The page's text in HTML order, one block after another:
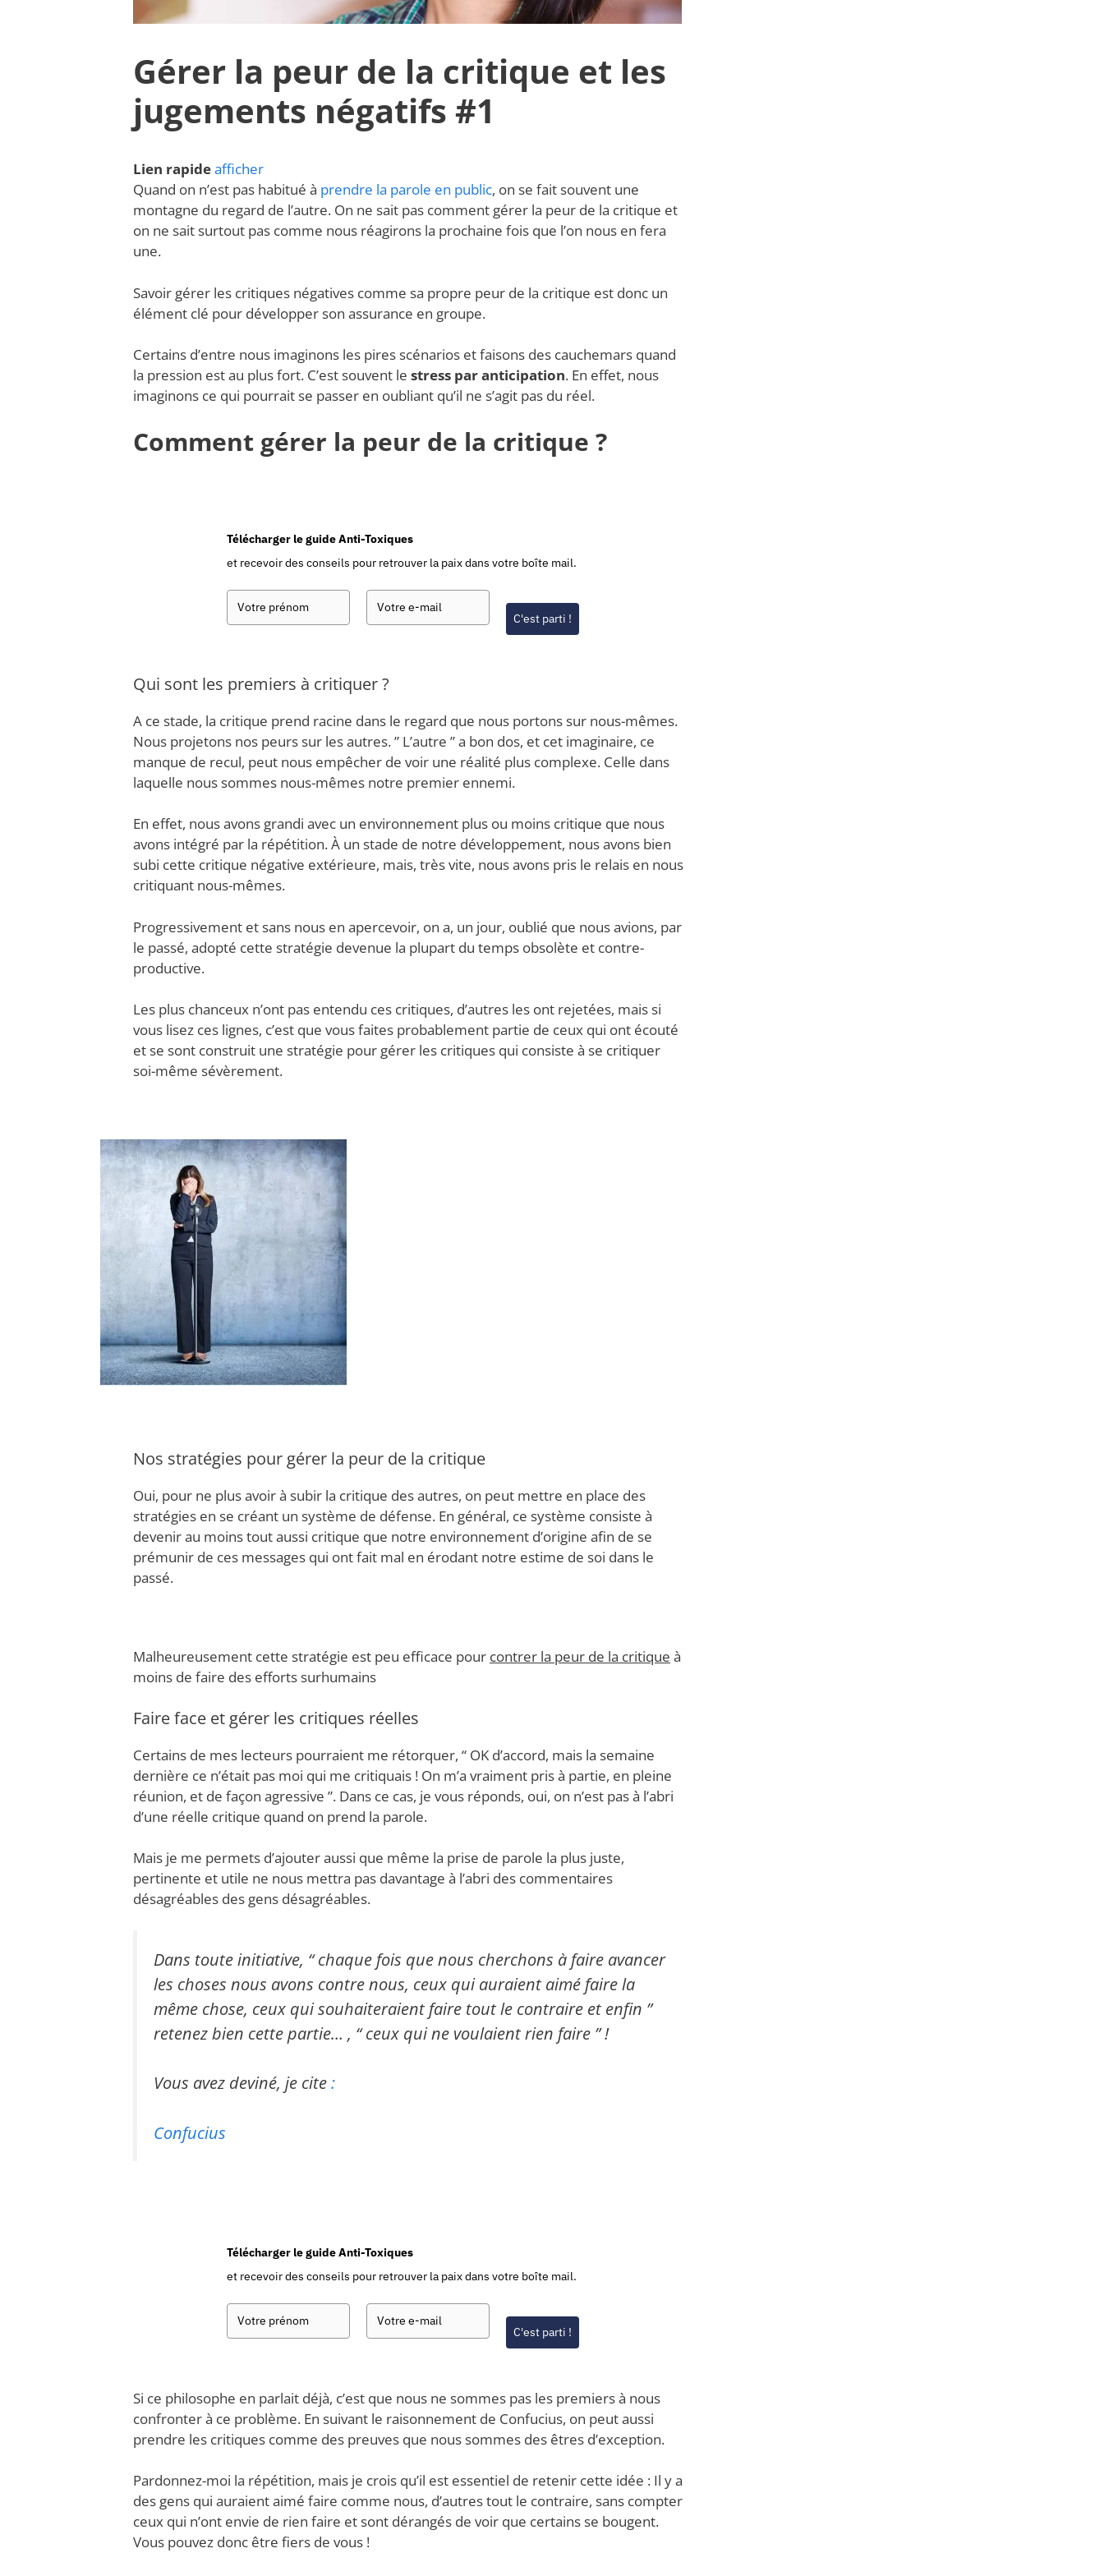
Gérer la peur de la critique et les
jugements négatifs #1
Lien rapideafficher
Quand on n’est pas habitué à prendre la parole en public, on se fait souvent une
montagne du regard de l’autre. On ne sait pas comment gérer la peur de la critique et
on ne sait surtout pas comme nous réagirons la prochaine fois que l’on nous en fera
une.
Savoir gérer les critiques négatives comme sa propre peur de la critique est donc un
élément clé pour développer son assurance en groupe.
Certains d’entre nous imaginons les pires scénarios et faisons des cauchemars quand
la pression est au plus fort. C’est souvent le stress par anticipation. En effet, nous
imaginons ce qui pourrait se passer en oubliant qu’il ne s’agit pas du réel.
Comment gérer la peur de la critique ?
Télécharger le guide Anti-Toxiques
et recevoir des conseils pour retrouver la paix dans votre boîte mail.
C'est parti !
Qui sont les premiers à critiquer ?
A ce stade, la critique prend racine dans le regard que nous portons sur nous-mêmes.
Nous projetons nos peurs sur les autres. ” L’autre ” a bon dos, et cet imaginaire, ce
manque de recul, peut nous empêcher de voir une réalité plus complexe. Celle dans
laquelle nous sommes nous-mêmes notre premier ennemi.
En effet, nous avons grandi avec un environnement plus ou moins critique que nous
avons intégré par la répétition. À un stade de notre développement, nous avons bien
subi cette critique négative extérieure, mais, très vite, nous avons pris le relais en nous
critiquant nous-mêmes.
Progressivement et sans nous en apercevoir, on a, un jour, oublié que nous avions, par
le passé, adopté cette stratégie devenue la plupart du temps obsolète et contre-
productive.
Les plus chanceux n’ont pas entendu ces critiques, d’autres les ont rejetées, mais si
vous lisez ces lignes, c’est que vous faites probablement partie de ceux qui ont écouté
et se sont construit une stratégie pour gérer les critiques qui consiste à se critiquer
soi-même sévèrement.
Nos stratégies pour gérer la peur de la critique
Oui, pour ne plus avoir à subir la critique des autres, on peut mettre en place des
stratégies en se créant un système de défense. En général, ce système consiste à
devenir au moins tout aussi critique que notre environnement d’origine afin de se
prémunir de ces messages qui ont fait mal en érodant notre estime de soi dans le
passé.
Malheureusement cette stratégie est peu efficace pour contrer la peur de la critique à
moins de faire des efforts surhumains
Faire face et gérer les critiques réelles
Certains de mes lecteurs pourraient me rétorquer, “ OK d’accord, mais la semaine
dernière ce n’était pas moi qui me critiquais ! On m’a vraiment pris à partie, en pleine
réunion, et de façon agressive ”. Dans ce cas, je vous réponds, oui, on n’est pas à l’abri
d’une réelle critique quand on prend la parole.
Mais je me permets d’ajouter aussi que même la prise de parole la plus juste,
pertinente et utile ne nous mettra pas davantage à l’abri des commentaires
désagréables des gens désagréables.
Dans toute initiative, “ chaque fois que nous cherchons à faire avancer
les choses nous avons contre nous, ceux qui auraient aimé faire la
même chose, ceux qui souhaiteraient faire tout le contraire et enfin ”
retenez bien cette partie… , “ ceux qui ne voulaient rien faire ” !
Vous avez deviné, je cite:
Confucius
Télécharger le guide Anti-Toxiques
et recevoir des conseils pour retrouver la paix dans votre boîte mail.
C'est parti !
Si ce philosophe en parlait déjà, c’est que nous ne sommes pas les premiers à nous
confronter à ce problème. En suivant le raisonnement de Confucius, on peut aussi
prendre les critiques comme des preuves que nous sommes des êtres d’exception.
Pardonnez-moi la répétition, mais je crois qu’il est essentiel de retenir cette idée : Il y a
des gens qui auraient aimé faire comme nous, d’autres tout le contraire, sans compter
ceux qui n’ont envie de rien faire et sont dérangés de voir que certains se bougent.
Vous pouvez donc être fiers de vous !